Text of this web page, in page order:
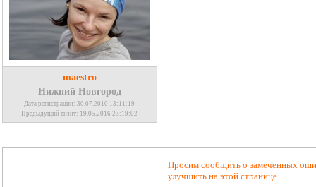
maestro
Нижний Новгород
Дата регистрации: 30.07.2010 13:11:19
Предыдущий визит: 19.05.2016 23:19:02
Просим сообщить о замеченных
улучшить на этой странице